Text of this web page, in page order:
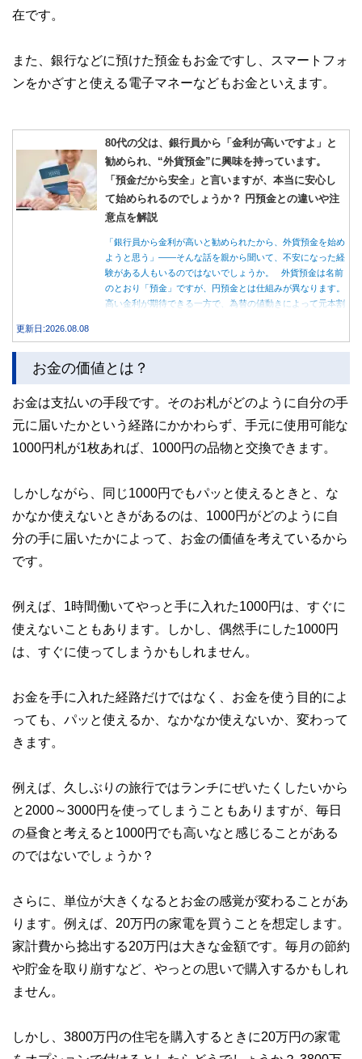
在です。
また、銀行などに預けた預金もお金ですし、スマートフォ
ンをかざすと使える電子マネーなどもお金といえます。
80代の父は、銀行員から「金利が高いですよ」と
勧められ、“外貨預金”に興味を持っています。
「預金だから安全」と言いますが、本当に安心し
て始められるのでしょうか？ 円預金との違いや注
意点を解説
「銀行員から金利が高いと勧められたから、外貨預金を始め
ようと思う」――そんな話を親から聞いて、不安になった経
験がある人もいるのではないでしょうか。 外貨預金は名前
のとおり「預金」ですが、円預金とは仕組みが異なります。
高い金利が期待できる一方で、為替の値動きによって元本割
更新日:2026.08.08
お金の価値とは？
お金は支払いの手段です。そのお札がどのように自分の手
元に届いたかという経路にかかわらず、手元に使用可能な
1000円札が1枚あれば、1000円の品物と交換できます。
しかしながら、同じ1000円でもパッと使えるときと、な
かなか使えないときがあるのは、1000円がどのように自
分の手に届いたかによって、お金の価値を考えているから
です。
例えば、1時間働いてやっと手に入れた1000円は、すぐに
使えないこともあります。しかし、偶然手にした1000円
は、すぐに使ってしまうかもしれません。
お金を手に入れた経路だけではなく、お金を使う目的によ
っても、パッと使えるか、なかなか使えないか、変わって
きます。
例えば、久しぶりの旅行ではランチにぜいたくしたいから
と2000～3000円を使ってしまうこともありますが、毎日
の昼食と考えると1000円でも高いなと感じることがある
のではないでしょうか？
さらに、単位が大きくなるとお金の感覚が変わることがあ
ります。例えば、20万円の家電を買うことを想定します。
家計費から捻出する20万円は大きな金額です。毎月の節約
や貯金を取り崩すなど、やっとの思いで購入するかもしれ
ません。
しかし、3800万円の住宅を購入するときに20万円の家電